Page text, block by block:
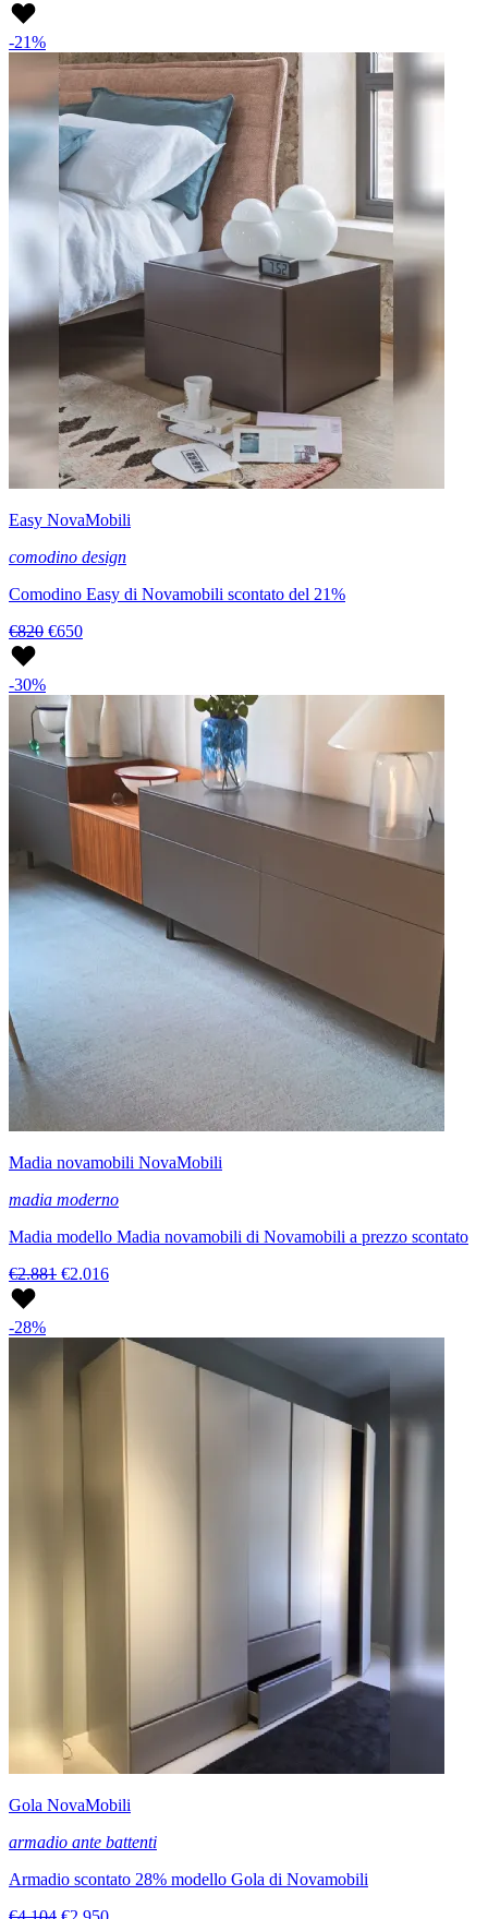
-21%
Easy NovaMobili
comodino design
Comodino Easy di Novamobili scontato del 21%
€820 €650
-30%
Madia novamobili NovaMobili
madia moderno
Madia modello Madia novamobili di Novamobili a prezzo scontato
€2.881 €2.016
-28%
Gola NovaMobili
armadio ante battenti
Armadio scontato 28% modello Gola di Novamobili